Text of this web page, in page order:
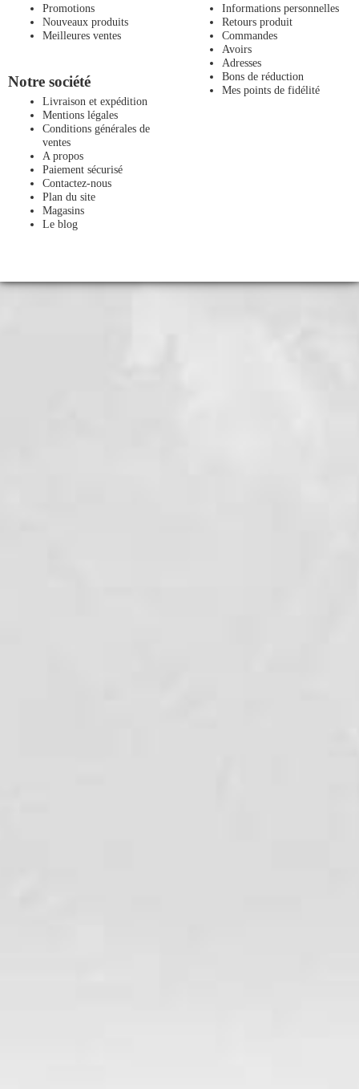
Promotions
Nouveaux produits
Meilleures ventes
Notre société
Livraison et expédition
Mentions légales
Conditions générales de
ventes
A propos
Paiement sécurisé
Contactez-nous
Plan du site
Magasins
Le blog
Informations personnelles
Retours produit
Commandes
Avoirs
Adresses
Bons de réduction
Mes points de fidélité